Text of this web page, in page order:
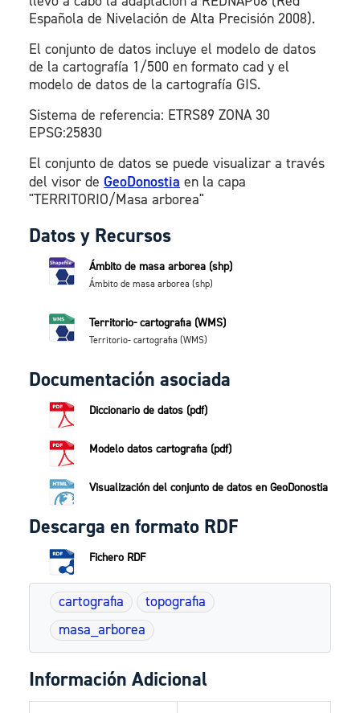
Española de Nivelación de Alta Precisión 2008).
El conjunto de datos incluye el modelo de datos
de la cartografía 1/500 en formato cad y el
modelo de datos de la cartografía GIS.
Sistema de referencia: ETRS89 ZONA 30
EPSG:25830
El conjunto de datos se puede visualizar a través
del visor de GeoDonostia en la capa
"TERRITORIO/Masa arborea"
Datos y Recursos
Ámbito de masa arborea (shp)
Ámbito de masa arborea (shp)
Territorio- cartografia (WMS)
Territorio- cartografia (WMS)
Documentación asociada
Diccionario de datos (pdf)
Modelo datos cartografia (pdf)
Visualización del conjunto de datos en GeoDonostia
Descarga en formato RDF
Fichero RDF
cartografia
topografia
masa_arborea
Información Adicional